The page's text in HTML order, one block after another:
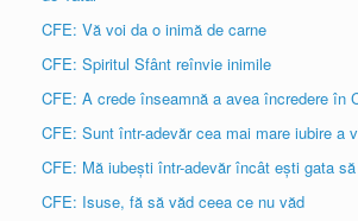
CFE: Vă voi da o inimă de carne
CFE: Spiritul Sfânt reînvie inimile
CFE: A crede înseamnă a avea încredere în
CFE: Sunt într-adevăr cea mai mare iubire a
CFE: Mă iubești într-adevăr încât ești gata
CFE: Isuse, fă să văd ceea ce nu văd